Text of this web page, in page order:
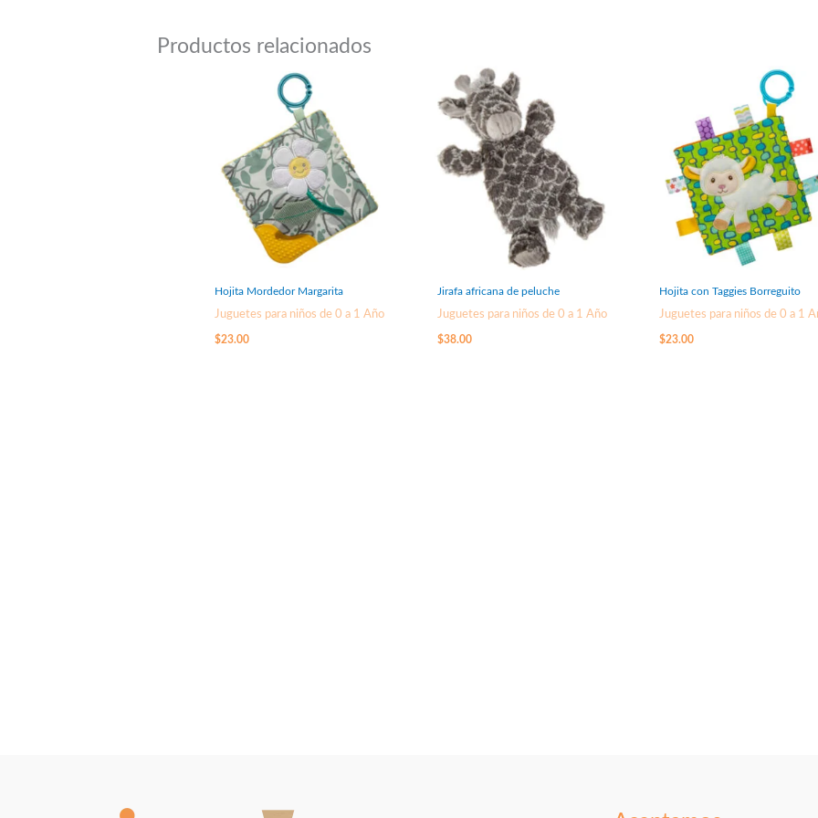
Productos relacionados
Hojita Mordedor Margarita
Juguetes para niños de 0 a 1 Año
$23.00
Jirafa africana de peluche
Juguetes para niños de 0 a 1 Año
$38.00
Hojita con Taggies Borreguito
Juguetes para niños de 0 a 1
$23.00